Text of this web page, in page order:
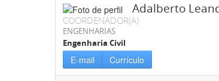
Adalberto
COORDENADOR(A)
ENGENHARIAS
Engenharia Civil
E-mail Currículo